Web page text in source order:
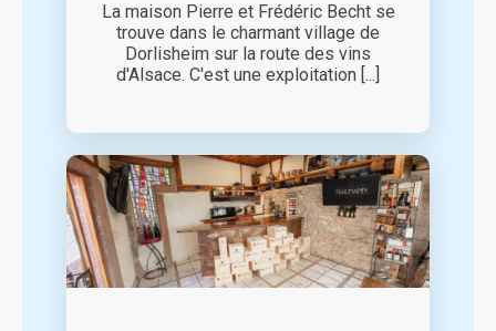
La maison Pierre et Frédéric Becht se
trouve dans le charmant village de
Dorlisheim sur la route des vins
d'Alsace. C'est une exploitation [...]